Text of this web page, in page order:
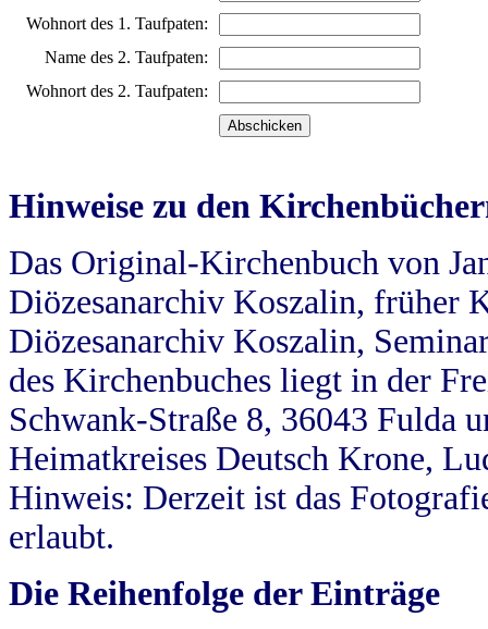
Wohnort des 1. Taufpaten:
Name des 2. Taufpaten:
Wohnort des 2. Taufpaten:
Hinweise zu den
Das Original-Kirchenbuch von
Diözesanarchiv Koszalin, früher
Diözesanarchiv Koszalin,
des Kirchenbuches liegt in der
Schwank-Straße 8, 36043 Fulda
Heimatkreises Deutsch Krone,
Hinweis: Derzeit ist das
erlaubt.
Die Reihenfolge der Einträge